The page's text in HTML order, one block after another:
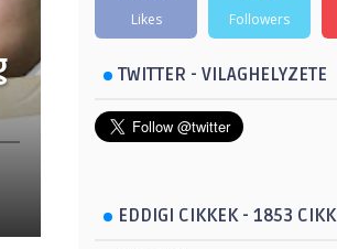
Likes Followers
TWITTER - VILAGHELYZETE
EDDIGI CIKKEK - 1853 CIKK